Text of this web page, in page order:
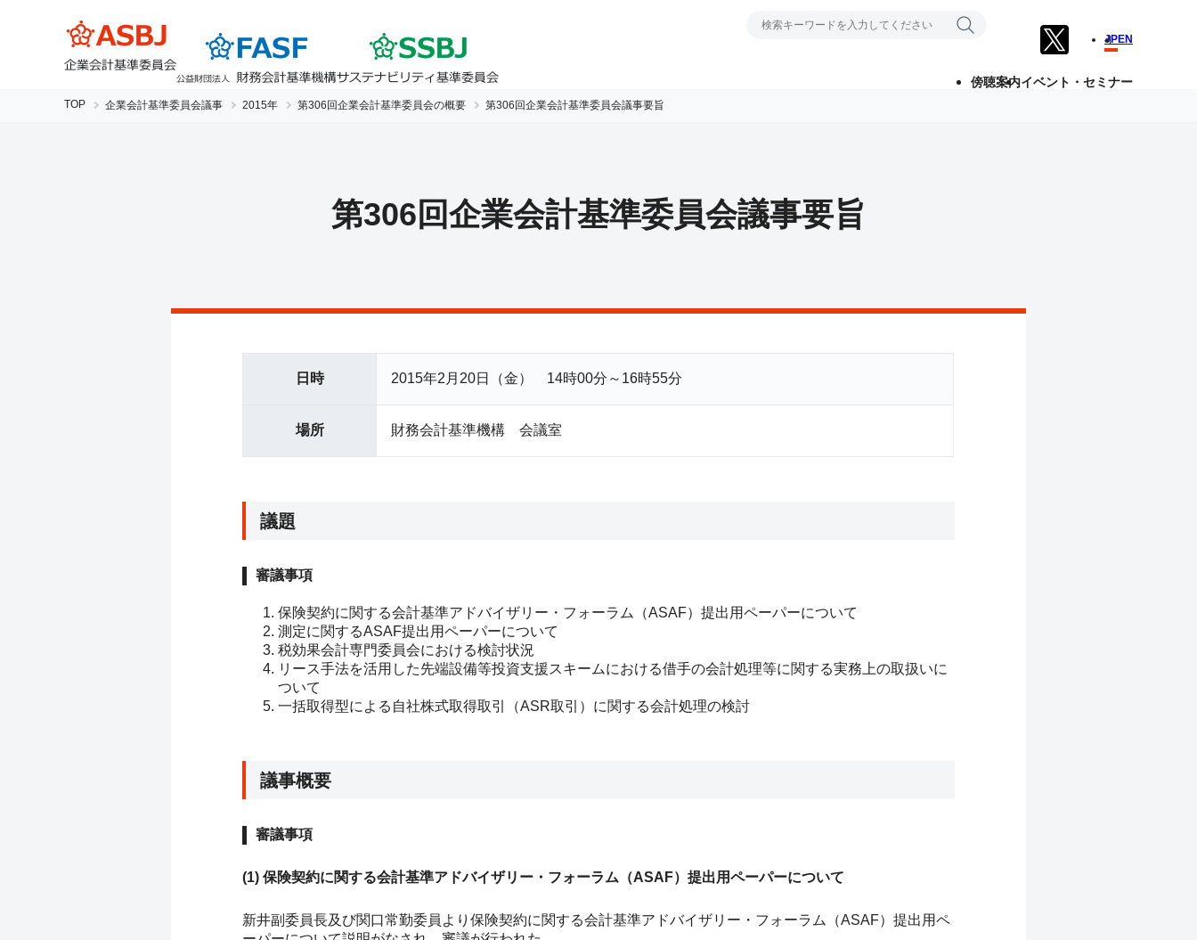
傍聴案内イベント・セミナー
JPEN
TOP 企業会計基準委員会議事 2015年 第306回企業会計基準委員会の概要 第306回企業会計基準委員会議事要旨
第306回企業会計基準委員会議事要旨
日時 2015年2月20日（金） 14時00分～16時55分
場所 財務会計基準機構 会議室
議題
審議事項
保険契約に関する会計基準アドバイザリー・フォーラム（ASAF）提出用ペーパーについて
測定に関するASAF提出用ペーパーについて
税効果会計専門委員会における検討状況
リース手法を活用した先端設備等投資支援スキームにおける借手の会計処理等に関する実務上の取扱いに
ついて
一括取得型による自社株式取得取引（ASR取引）に関する会計処理の検討
議事概要
審議事項
(1) 保険契約に関する会計基準アドバイザリー・フォーラム（ASAF）提出用ペーパーについて
新井副委員長及び関口常勤委員より保険契約に関する会計基準アドバイザリー・フォーラム（ASAF）提出用ペ